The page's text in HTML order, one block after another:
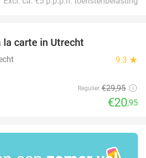
la carte in Utrecht
9.3 star
Regulier €29,95
€20,95